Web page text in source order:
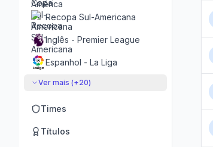
Recopa Sul-Americana
Inglês - Premier League
Espanhol - La Liga
Ver mais (+20)
Times
Títulos